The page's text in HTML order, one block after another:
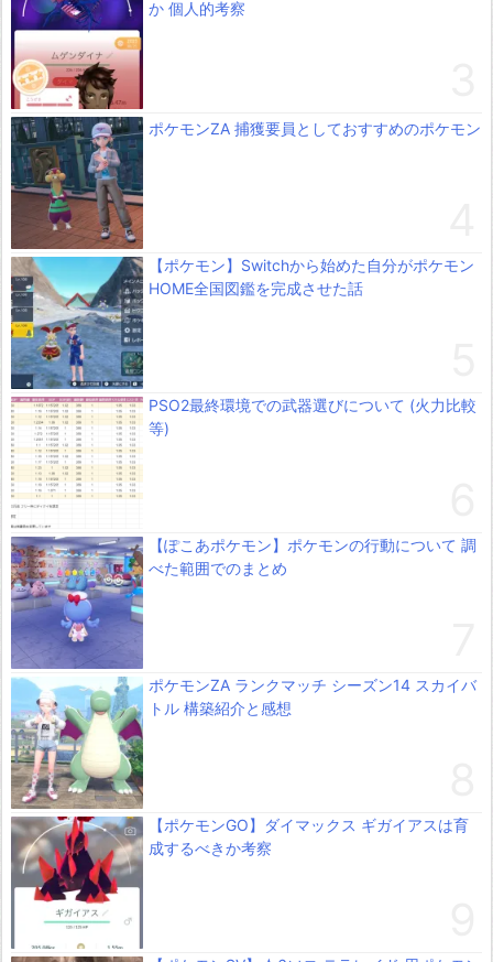
か 個人的考察
ポケモンZA 捕獲要員としておすすめのポケモン
【ポケモン】Switchから始めた自分がポケモン
HOME全国図鑑を完成させた話
PSO2最終環境での武器選びについて (火力比較
等)
【ぽこあポケモン】ポケモンの行動について 調
べた範囲でのまとめ
ポケモンZA ランクマッチ シーズン14 スカイバ
トル 構築紹介と感想
【ポケモンGO】ダイマックス ギガイアスは育
成するべきか考察